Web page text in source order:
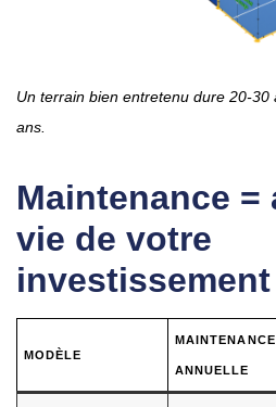
Un terrain bien entretenu dure 20-
ans.
Maintenance =
vie de votre
investissement
MODÈLE
MAINTENANCE
ANNUELLE